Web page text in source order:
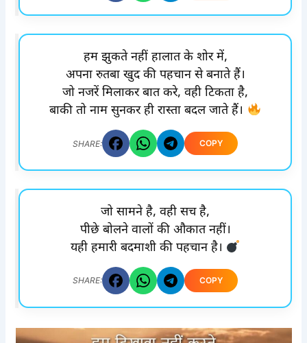
हम झुकते नहीं हालात के शोर में,
अपना रुतबा खुद की पहचान से बनाते हैं।
जो नजरें मिलाकर बात करे, वही टिकता है,
बाकी तो नाम सुनकर ही रास्ता बदल जाते हैं।
SHARE: COPY
जो सामने है, वही सच है,
पीछे बोलने वालों की औकात नहीं।
यही हमारी बदमाशी की पहचान है।
SHARE: COPY